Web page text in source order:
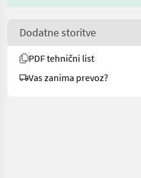
Dodatne storitve
PDF tehnični list
Vas zanima prevoz?